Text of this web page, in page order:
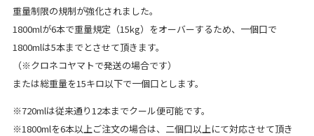
重量制限の規制が強化されました。
1800mlが6本で重量規定（15kg）をオーバーするため、一個口で
1800mlは5本までとさせて頂きます。
（※クロネコヤマトで発送の場合です）
または総重量を15キロ以下で一個口とします。
※720mlは従来通り12本までクール便可能です。
※1800mlを6本以上ご注文の場合は、二個口以上にて対応させて頂き